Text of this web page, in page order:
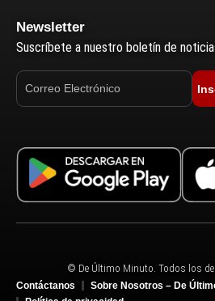
Newsletter
Suscríbete a nuestro boletín de
© De Último Minuto. Todos los
Contáctanos
Sobre Nosotros – De